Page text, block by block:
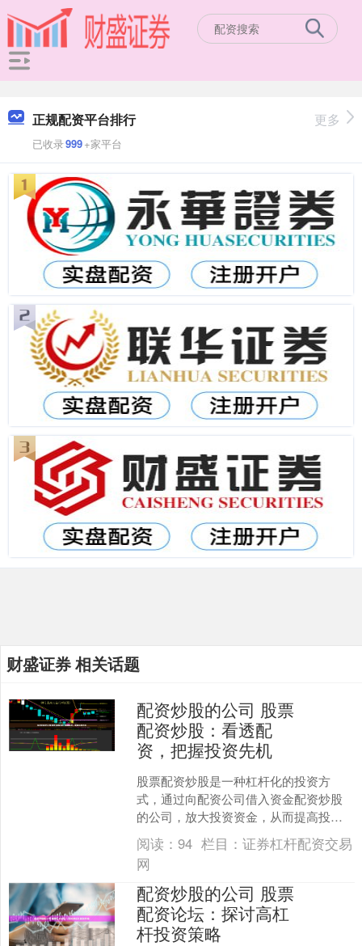
正规配资平台排行
已收录999+家平台
更多
财盛证券 相关话题
配资炒股的公司 股票
配资炒股：看透配
资，把握投资先机
股票配资炒股是一种杠杆化的投资方
式，通过向配资公司借入资金配资炒股
的公司，放大投资资金，从而提高投资
收益。然而，配资炒股也存在风险，投
资者需要充分了解配资的本质....
阅读：94 栏目：证券杠杆配资交易
网
配资炒股的公司 股票
配资论坛：探讨高杠
杆投资策略